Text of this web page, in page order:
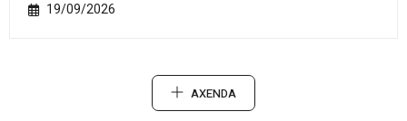
19/09/2026
AXENDA